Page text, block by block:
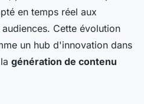
en temps réel aux
Cette évolution
un hub d'innovation dans
génération de contenu